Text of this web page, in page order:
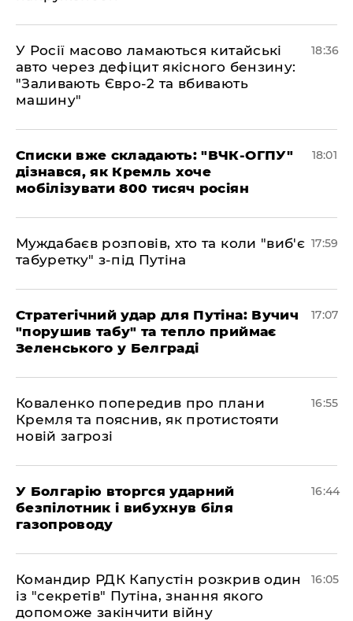
У Росії масово ламаються китайські
авто через дефіцит якісного бензину:
"Заливають Євро-2 та вбивають
машину"
18:36
Списки вже складають: "ВЧК-ОГПУ"
дізнався, як Кремль хоче
мобілізувати 800 тисяч росіян
18:01
Муждабаєв розповів, хто та коли "виб'є
табуретку" з-під Путіна
17:59
Стратегічний удар для Путіна: Вучич
"порушив табу" та тепло приймає
Зеленського у Белграді
17:07
Коваленко попередив про плани
Кремля та пояснив, як протистояти
новій загрозі
16:55
У Болгарію вторгся ударний
безпілотник і вибухнув біля
газопроводу
16:44
Командир РДК Капустін розкрив один
із "секретів" Путіна, знання якого
допоможе закінчити війну
16:05